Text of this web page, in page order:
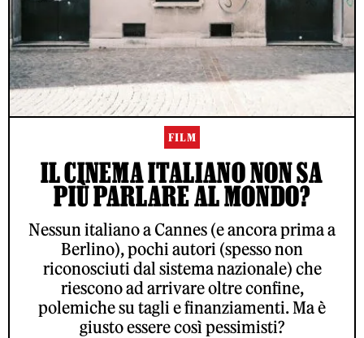
FILM
IL CINEMA ITALIANO NON SA
PIÙ PARLARE AL MONDO?
Nessun italiano a Cannes (e ancora prima a
Berlino), pochi autori (spesso non
riconosciuti dal sistema nazionale) che
riescono ad arrivare oltre confine,
polemiche su tagli e finanziamenti. Ma è
giusto essere così pessimisti?